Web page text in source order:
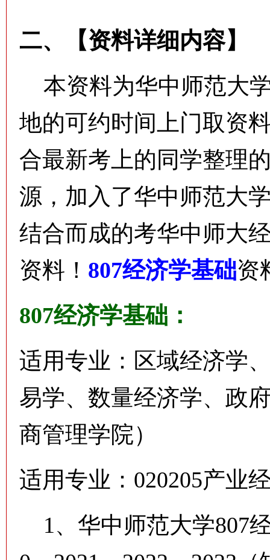
二、【资料详细内容】
本资料为华中师范大
地的可约时间上门取资
合最新考上的同学整理
源，加入了华中师范大
结合而成的考华中师大
资料！ 807经济学基础资
807经济学基础：
适用专业：区域经济学
易学、数量经济学、政
商管理学院）
适用专业：020205产业
1、华中师范大学807